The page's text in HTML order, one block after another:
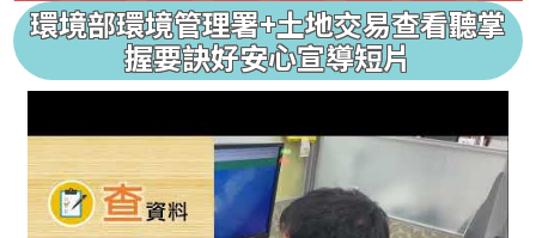
環境部環境管理署+土地交易查看聽掌
握要訣好安心宣導短片